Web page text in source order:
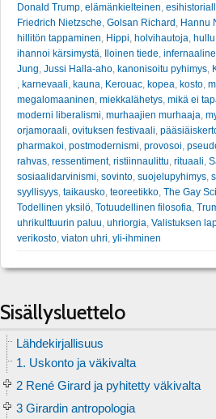
Donald Trump elämänkielteinen
Friedrich Nietzsche Golsan Richard Hannu
hillitön tappaminen Hippi holvihautoja hullu
ihannoi kärsimystä Iloinen tiede
Jung Jussi Halla-aho kanonisoitu pyhimys
karnevaali kauna Kerouac kopea kosto
megalomaaninen miekkalähetys mikä ei
moderni liberalismi murhaajien murhaaja
orjamoraali ovituksen festivaali
pharmakoi postmodernismi provosoi
rahvas ressentiment, ristiinnaulittu rituaali
sosiaalidarvinismi sovinto suojelupyhimys
syyllisyys taikausko teoreetikko The Gay
Todellinen yksilö Totuudellinen filosofia
uhrikulttuurin paluu uhriorgia Valistuksen
verikosto viaton uhri yli-ihminen
Sisällysluettelo
Lähdekirjallisuus
1. Uskonto ja väkivalta
2 René Girard ja pyhitetty väkivalta
3 Girardin antropologia